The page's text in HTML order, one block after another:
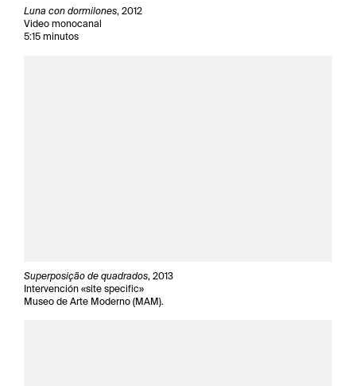
Luna con dormilones, 2012
Video monocanal
5:15 minutos
Superposição de quadrados, 2013
Intervención «site specific»
Museo de Arte Moderno (MAM).